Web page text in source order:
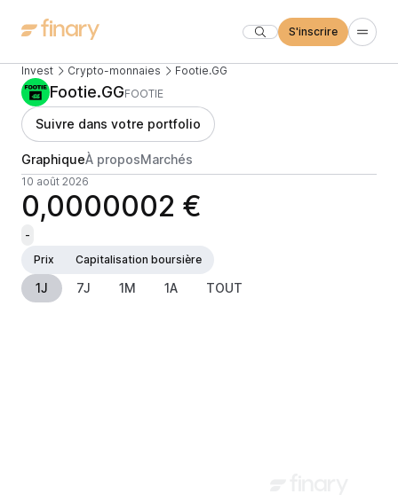
S'inscrire
Invest Crypto-monnaies Footie.GG
Footie.GGFOOTIE
Suivre dans votre portfolio
GraphiqueÀ proposMarchés
10 août 2026
0,0000002 €
-
Prix
Capitalisation boursière
1J 7J 1M 1A TOUT